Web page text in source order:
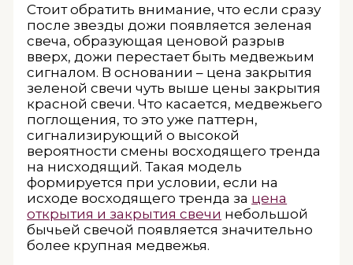
Стоит обратить внимание, что если сразу
после звезды дожи появляется зеленая
свеча, образующая ценовой разрыв
вверх, дожи перестает быть медвежьим
сигналом. В основании – цена закрытия
зеленой свечи чуть выше цены закрытия
красной свечи. Что касается, медвежьего
поглощения, то это уже паттерн,
сигнализирующий о высокой
вероятности смены восходящего тренда
на нисходящий. Такая модель
формируется при условии, если на
исходе восходящего тренда за цена
открытия и закрытия свечи небольшой
бычьей свечой появляется значительно
более крупная медвежья.